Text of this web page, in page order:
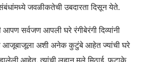
जवळीकतेची उबदारता दिसून येते.
आपण सर्वजण आपली घरे रंगीबेरंगी दिव्यांनी
आजूबाजूला अशी अनेक कुटुंबे आहेत ज्यांची घरे
आहेत. त्यांची लहान मुले मिठाई, फटाके